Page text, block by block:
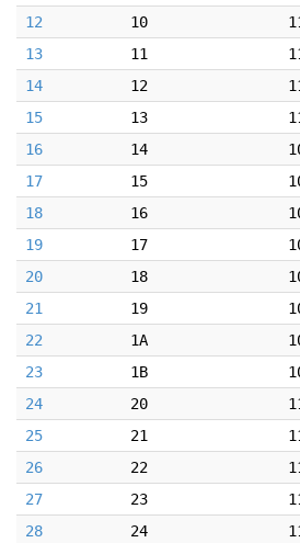
12
10
13
11
14
12
15
13
16
14
17
15
18
16
19
17
20
18
21
19
22
1A
23
1B
24
20
25
21
26
22
27
23
28
24